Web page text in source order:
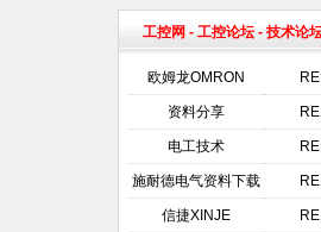
工控网 - 工控论坛- 技术论
欧姆龙OMRON
资料分享
电工技术
施耐德电气资料下载
信捷XINJE